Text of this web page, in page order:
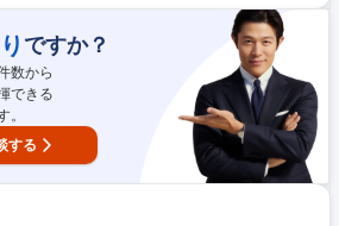
提案を行います。より効果のある記事提案/キ
提案/店舗ブランディング企画提案等にも挑戦
エリア内のヘア/ネイル/エステサロン・ジ
PEPPER Beauty』を用いた集客支援と、『SA
します。 募集職種 【盛岡】★HO
業★美容業界の進化と発展のサポーター
ですか？
数から
できる
。
する